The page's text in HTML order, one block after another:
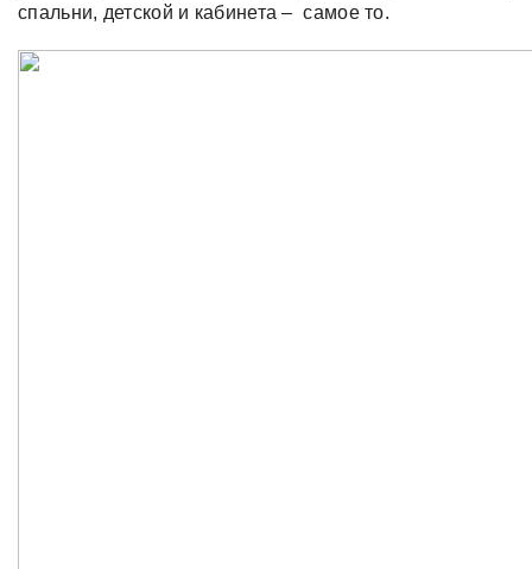
спальни, детской и кабинета – самое то.